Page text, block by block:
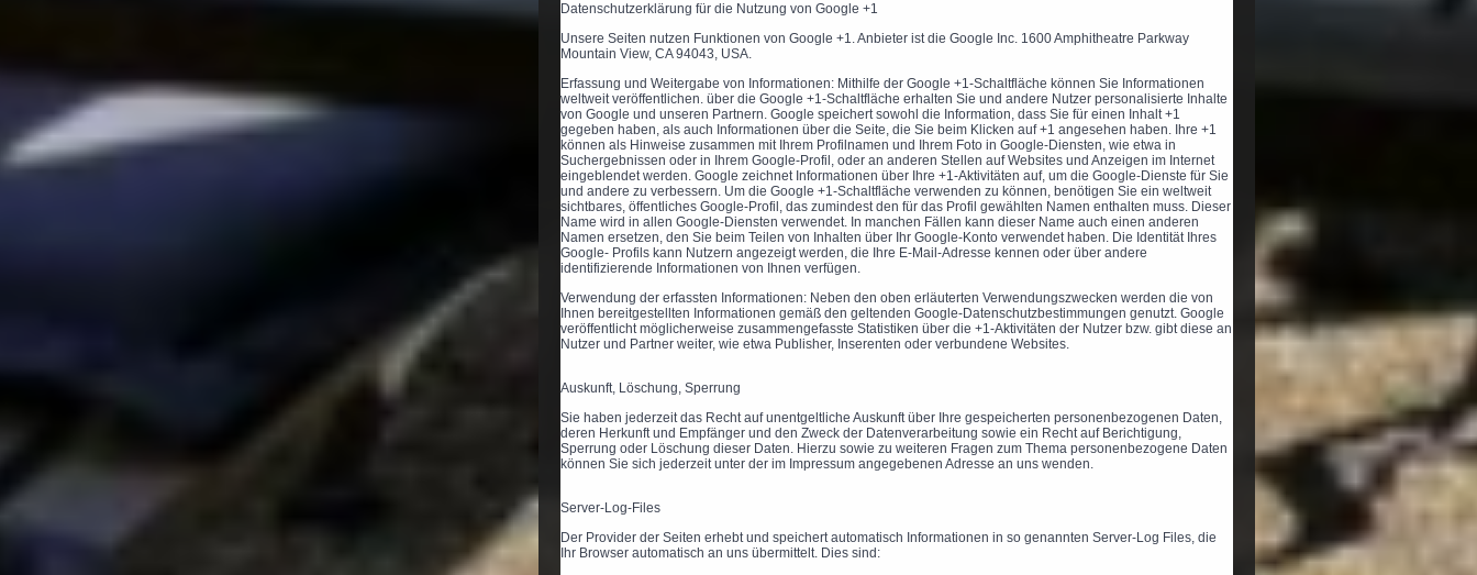
Datenschutzerklärung für die Nutzung von Google +1
Unsere Seiten nutzen Funktionen von Google +1. Anbieter ist die Google Inc. 1600 Amphitheatre Parkway
Mountain View, CA 94043, USA.
Erfassung und Weitergabe von Informationen: Mithilfe der Google +1-Schaltfläche können Sie Informationen
weltweit veröffentlichen. über die Google +1-Schaltfläche erhalten Sie und andere Nutzer personalisierte Inhalte
von Google und unseren Partnern. Google speichert sowohl die Information, dass Sie für einen Inhalt +1
gegeben haben, als auch Informationen über die Seite, die Sie beim Klicken auf +1 angesehen haben. Ihre +1
können als Hinweise zusammen mit Ihrem Profilnamen und Ihrem Foto in Google-Diensten, wie etwa in
Suchergebnissen oder in Ihrem Google-Profil, oder an anderen Stellen auf Websites und Anzeigen im Internet
eingeblendet werden. Google zeichnet Informationen über Ihre +1-Aktivitäten auf, um die Google-Dienste für Sie
und andere zu verbessern. Um die Google +1-Schaltfläche verwenden zu können, benötigen Sie ein weltweit
sichtbares, öffentliches Google-Profil, das zumindest den für das Profil gewählten Namen enthalten muss. Dieser
Name wird in allen Google-Diensten verwendet. In manchen Fällen kann dieser Name auch einen anderen
Namen ersetzen, den Sie beim Teilen von Inhalten über Ihr Google-Konto verwendet haben. Die Identität Ihres
Google- Profils kann Nutzern angezeigt werden, die Ihre E-Mail-Adresse kennen oder über andere
identifizierende Informationen von Ihnen verfügen.
Verwendung der erfassten Informationen: Neben den oben erläuterten Verwendungszwecken werden die von
Ihnen bereitgestellten Informationen gemäß den geltenden Google-Datenschutzbestimmungen genutzt. Google
veröffentlicht möglicherweise zusammengefasste Statistiken über die +1-Aktivitäten der Nutzer bzw. gibt diese an
Nutzer und Partner weiter, wie etwa Publisher, Inserenten oder verbundene Websites.
Auskunft, Löschung, Sperrung
Sie haben jederzeit das Recht auf unentgeltliche Auskunft über Ihre gespeicherten personenbezogenen Daten,
deren Herkunft und Empfänger und den Zweck der Datenverarbeitung sowie ein Recht auf Berichtigung,
Sperrung oder Löschung dieser Daten. Hierzu sowie zu weiteren Fragen zum Thema personenbezogene Daten
können Sie sich jederzeit unter der im Impressum angegebenen Adresse an uns wenden.
Server-Log-Files
Der Provider der Seiten erhebt und speichert automatisch Informationen in so genannten Server-Log Files, die
Ihr Browser automatisch an uns übermittelt. Dies sind: